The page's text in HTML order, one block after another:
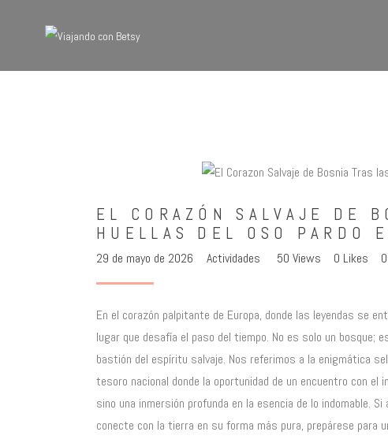
EL CORAZÓN SALVAJE DE
HUELLAS DEL OSO PARDO
29 de mayo de 2026 Actividades 50 Views 0 Likes 0
En el corazón palpitante de Europa, donde las leyendas se
lugar que desafía el paso del tiempo. No es solo un bosque;
bastión del espíritu salvaje. Nos referimos a la enigmática
tesoro nacional donde la oportunidad de un encuentro con el
sino una inmersión profunda en la esencia de lo indomable.
conecte con la tierra en su forma más pura, prepárese para